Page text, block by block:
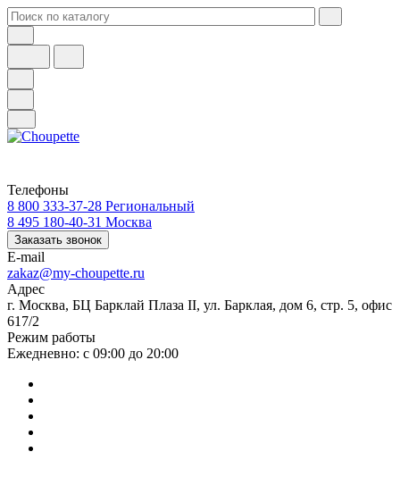
Телефоны
8 800 333-37-28 Региональный
8 495 180-40-31 Москва
Заказать звонок
E-mail
zakaz@my-choupette.ru
Адрес
г. Москва, БЦ Барклай Плаза II, ул. Барклая, дом 6, стр. 5, офис
617/2
Режим работы
Ежедневно: с 09:00 до 20:00